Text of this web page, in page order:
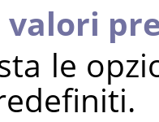
valori
le